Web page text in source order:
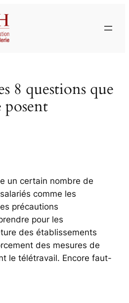
8 questions que
posent
un certain nombre de
comme les
précautions
pour les
des établissements
des mesures de
le télétravail. Encore faut-